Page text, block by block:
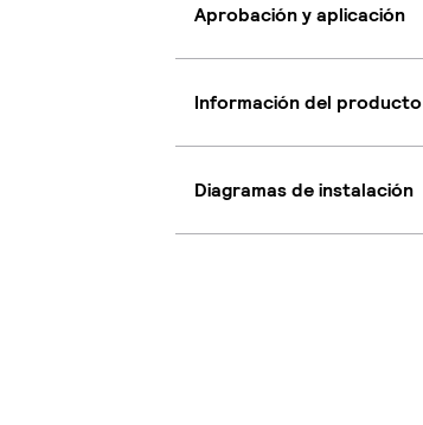
Aprobación y aplicación
Información del producto
Diagramas de instalación